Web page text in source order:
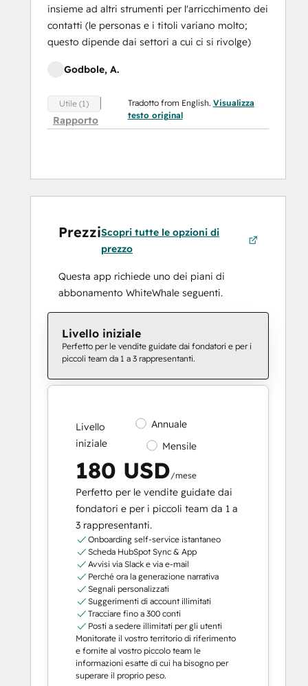
insieme ad altri strumenti per l'arricchimento dei
contatti (le personas e i titoli variano molto;
questo dipende dai settori a cui ci si rivolge)
Godbole, A.
Utile (1)
Rapporto
Tradotto from English. Visualizza
testo original
PrezziScopri tutte le opzioni di
prezzo
Questa app richiede uno dei piani di
abbonamento WhiteWhale seguenti.
Livello iniziale
Perfetto per le vendite guidate dai fondatori e per i
piccoli team da 1 a 3 rappresentanti.
Livello
iniziale
Annuale
Mensile
180 USD/mese
Perfetto per le vendite guidate dai
fondatori e per i piccoli team da 1 a
3 rappresentanti.
Onboarding self-service istantaneo
Scheda HubSpot Sync & App
Avvisi via Slack e via e-mail
Perché ora la generazione narrativa
Segnali personalizzati
Suggerimenti di account illimitati
Tracciare fino a 300 conti
Posti a sedere illimitati per gli utenti
Monitorate il vostro territorio di riferimento
e fornite al vostro piccolo team le
informazioni esatte di cui ha bisogno per
superare il proprio peso.